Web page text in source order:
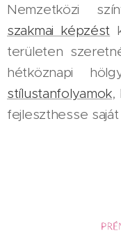
Nemzetközi
szakmai képzést
területen
hétköznapi
stílustanfolyamok,
fejleszthesse